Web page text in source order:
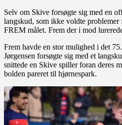
Selv om Skive forsøgte sig med en
langskud, som ikke voldte problemer
FREM målet. Frem der i mod
Frem havde en stor mulighed i det
Jørgensen forsøgte sig med et
snittede en Skive spiller foran deres
bolden pareret til hjørnespark.